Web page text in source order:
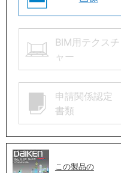
BIM用テクスチ
ャー
申請関係認定
書類
この製品の